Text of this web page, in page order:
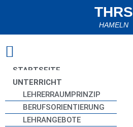
THRS
HAMELN
STARTSEITE
UNTERRICHT
LEHRERRAUMPRINZIP
BERUFSORIENTIERUNG
LEHRANGEBOTE